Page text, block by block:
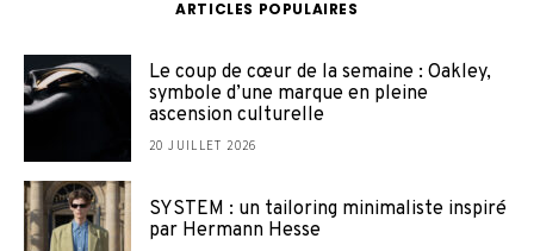
ARTICLES POPULAIRES
Le coup de cœur de la semaine : Oakley,
symbole d’une marque en pleine
ascension culturelle
20 JUILLET 2026
SYSTEM : un tailoring minimaliste inspiré
par Hermann Hesse